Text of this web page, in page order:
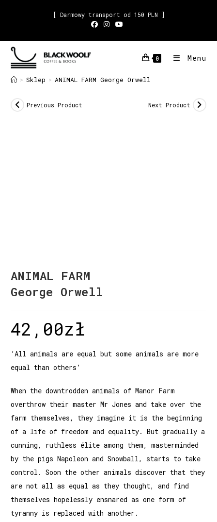
[ Darmowy transport od 150 PLN ]
0 Menu
> Sklep > ANIMAL FARM George Orwell
Previous Product Next Product
ANIMAL FARM
George Orwell
42,00zł
’All animals are equal but some animals are more
equal than others’
When the downtrodden animals of Manor Farm
overthrow their master Mr Jones and take over the
farm themselves, they imagine it is the beginning
of a life of freedom and equality. But gradually a
cunning, ruthless élite among them, masterminded
by the pigs Napoleon and Snowball, starts to take
control. Soon the other animals discover that they
are not all as equal as they thought, and find
themselves hopelessly ensnared as one form of
tyranny is replaced with another.